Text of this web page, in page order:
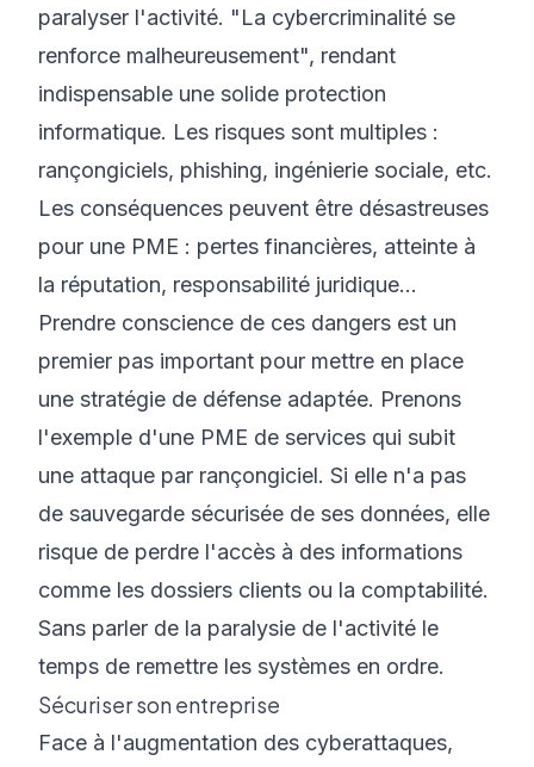
paralyser l'activité. "La cybercriminalité se
renforce malheureusement", rendant
indispensable une solide protection
informatique. Les risques sont multiples :
rançongiciels, phishing, ingénierie sociale, etc.
Les conséquences peuvent être désastreuses
pour une PME : pertes financières, atteinte à
la réputation, responsabilité juridique...
Prendre conscience de ces dangers est un
premier pas important pour mettre en place
une stratégie de défense adaptée. Prenons
l'exemple d'une PME de services qui subit
une attaque par rançongiciel. Si elle n'a pas
de sauvegarde sécurisée de ses données, elle
risque de perdre l'accès à des informations
comme les dossiers clients ou la comptabilité.
Sans parler de la paralysie de l'activité le
temps de remettre les systèmes en ordre.
Sécuriser son entreprise
Face à l'augmentation des cyberattaques,